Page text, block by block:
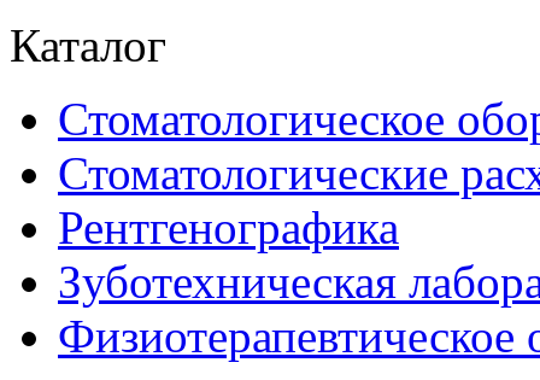
Каталог
Стоматологическое
Стоматологические
Рентгенографика
Зуботехническая
Физиотерапевтическое